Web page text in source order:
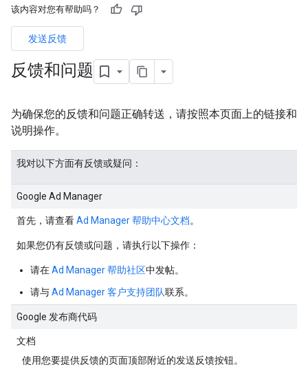
该内容对您有帮助吗？
发送反馈
反馈和问题
为确保您的反馈和问题正确转送，请按照本页面上的链接和
说明操作。
我对以下方面有反馈或疑问：
Google Ad Manager
首先，请查看Ad Manager 帮助中心文档。
如果您仍有反馈或问题，请执行以下操作：
请在Ad Manager 帮助社区中发帖。
请与Ad Manager 客户支持团队联系。
Google 发布商代码
文档
使用您要提供反馈的页面顶部附近的发送反馈按钮。